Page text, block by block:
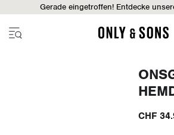
Gerade eingetroffen! Entdecke
CHF